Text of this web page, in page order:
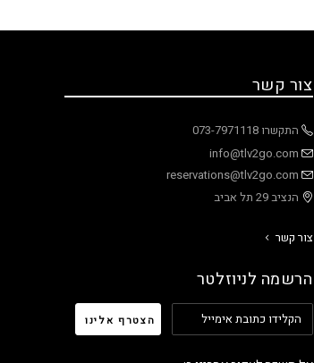
צור קשר
התקשרו 073-7971118
info@tlv2go.com
reservations@tlv2go.com
הנציב 29 תל אביב
צור קשר
הרשמה לניוזלטר